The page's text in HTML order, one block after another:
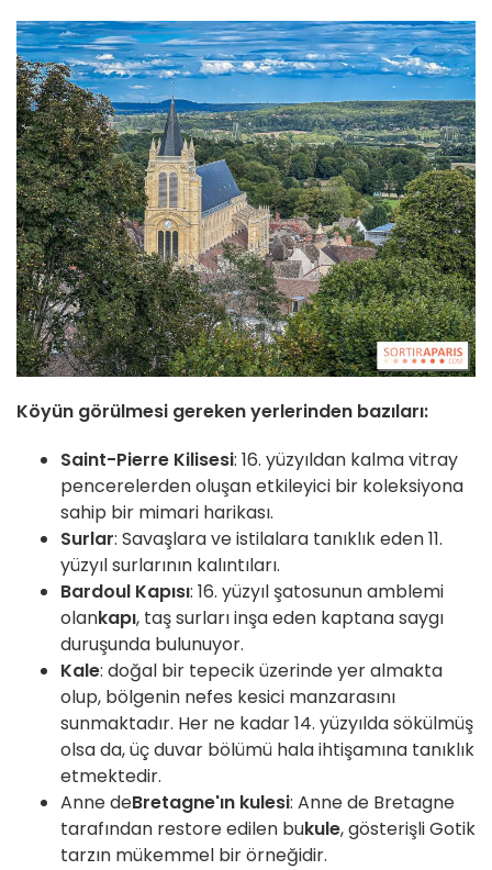
Köyün görülmesi gereken yerlerinden bazıları:
Saint-Pierre Kilisesi: 16. yüzyıldan kalma vitray
pencerelerden oluşan etkileyici bir koleksiyona
sahip bir mimari harikası.
Surlar: Savaşlara ve istilalara tanıklık eden 11.
yüzyıl surlarının kalıntıları.
Bardoul Kapısı: 16. yüzyıl şatosunun amblemi
olankapı, taş surları inşa eden kaptana saygı
duruşunda bulunuyor.
Kale: doğal bir tepecik üzerinde yer almakta
olup, bölgenin nefes kesici manzarasını
sunmaktadır. Her ne kadar 14. yüzyılda sökülmüş
olsa da, üç duvar bölümü hala ihtişamına tanıklık
etmektedir.
Anne deBretagne'ın kulesi: Anne de Bretagne
tarafından restore edilen bukule, gösterişli Gotik
tarzın mükemmel bir örneğidir.